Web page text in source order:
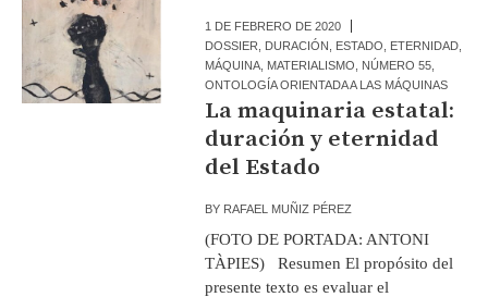
1 DE FEBRERO DE 2020
DOSSIER
DURACIÓN ESTADO ETERNIDAD
MÁQUINA MATERIALISMO NÚMERO 55
ONTOLOGÍA ORIENTADA A LAS MÁQUINAS
La maquinaria estatal:
duración y eternidad
del Estado
BY RAFAEL MUÑIZ PÉREZ
(FOTO DE PORTADA: ANTONI
TÀPIES) Resumen El propósito del
presente texto es evaluar el